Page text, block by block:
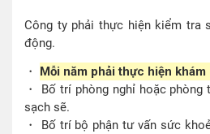
Công ty phải thực hiện kiểm tra
động.
・ Mỗi năm phải thực hiện
・ Bố trí phòng nghỉ hoặc
sạch sẽ.
・ Bố trí bộ phận tư vấn sức